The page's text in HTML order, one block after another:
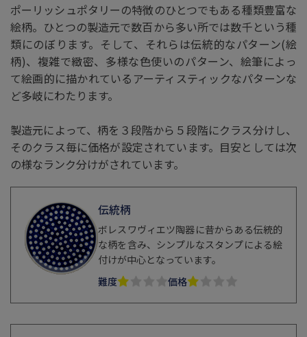
ポーリッシュポタリーの特徴のひとつでもある種類豊富な
絵柄。ひとつの製造元で数百から多い所では数千という種
類にのぼります。そして、それらは伝統的なパターン(絵
柄)、複雑で緻密、多様な色使いのパターン、絵筆によっ
て絵画的に描かれているアーティスティックなパターンな
ど多岐にわたります。
製造元によって、柄を３段階から５段階にクラス分けし、
そのクラス毎に価格が設定されています。目安としては次
の様なランク分けがされています。
伝統柄
ボレスワヴィエツ陶器に昔からある伝統的
な柄を含み、シンプルなスタンプによる絵
付けが中心となっています。
難度
価格